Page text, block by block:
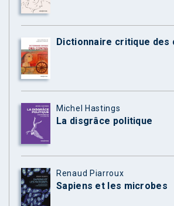
Dictionnaire critique des
Michel Hastings
La disgrâce politique
Renaud Piarroux
Sapiens et les microbes